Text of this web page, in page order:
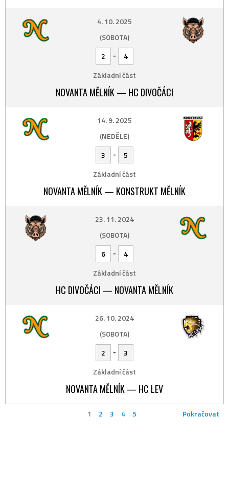
4. 10. 2025
(SOBOTA)
2
-
4
Základní část
NOVANTA MĚLNÍK — HC DIVOČÁCI
14. 9. 2025
(NEDĚLE)
3
-
5
Základní část
NOVANTA MĚLNÍK — KONSTRUKT MĚLNÍK
23. 11. 2024
(SOBOTA)
6
-
4
Základní část
HC DIVOČÁCI — NOVANTA MĚLNÍK
26. 10. 2024
(SOBOTA)
2
-
3
Základní část
NOVANTA MĚLNÍK — HC LEV
1 2 3 4 5 Pokračovat